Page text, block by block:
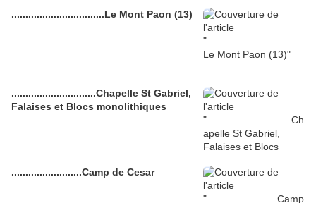
.................................Le Mont Paon (13)
..............................Chapelle St Gabriel,
Falaises et Blocs monolithiques
.........................Camp de Cesar